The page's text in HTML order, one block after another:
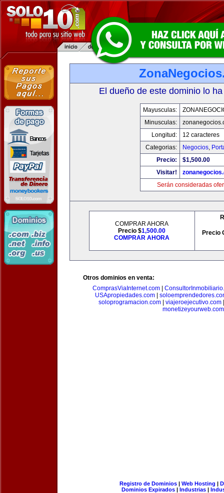
El dueño de este dominio lo
Mayusculas:
Minusculas:
Longitud:
12 caracteres
Categorias:
Negocios,
Precio:
$1,500.00
Visitar!
Serán consideradas
COMPRAR AHORA
Precio $1,500.00
COMPRAR AHORA
Precio
Otros dominios en venta:
ComprasViaInternet.com
USApropiedades.com
soloprogramacion.com
viajeroejecutivo.com
monetizeyourweb.com
Registro de Dominios| Web Hosting |
Dominios Expirados | Industrias |